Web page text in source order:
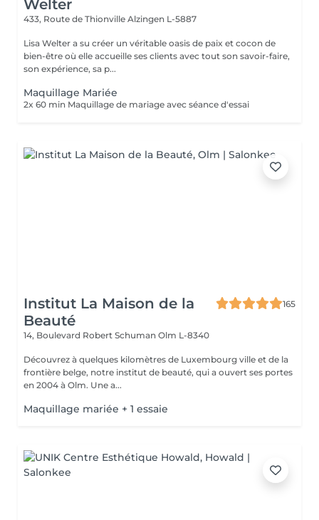
Welter
433, Route de Thionville Alzingen L-5887
Lisa Welter a su créer un véritable oasis de paix et cocon de
bien-être où elle accueille ses clients avec tout son savoir-faire,
son expérience, sa p...
Maquillage Mariée
2x 60 min Maquillage de mariage avec séance d'essai
Institut La Maison de la
Beauté
165
14, Boulevard Robert Schuman Olm L-8340
Découvrez à quelques kilomètres de Luxembourg ville et de la
frontière belge, notre institut de beauté, qui a ouvert ses portes
en 2004 à Olm. Une a...
Maquillage mariée + 1 essaie